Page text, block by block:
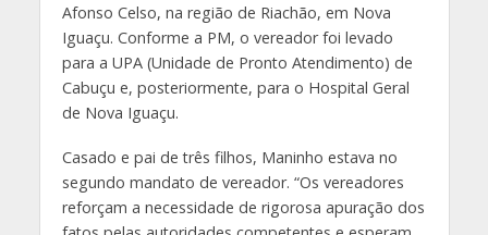
Afonso Celso, na região de Riachão, em Nova
Iguaçu. Conforme a PM, o vereador foi levado
para a UPA (Unidade de Pronto Atendimento) de
Cabuçu e, posteriormente, para o Hospital Geral
de Nova Iguaçu.
Casado e pai de três filhos, Maninho estava no
segundo mandato de vereador. “Os vereadores
reforçam a necessidade de rigorosa apuração dos